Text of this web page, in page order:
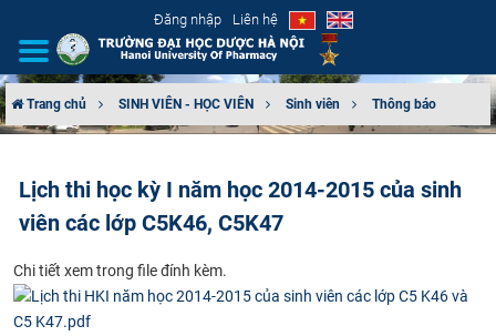
Đăng nhập Liên hệ
CƠ CẤU TỔ CHỨC
ĐÀO TẠO
Trang chủ SINH VIÊN - HỌC VIÊN Sinh viên Thông báo
Lịch thi học kỳ I năm học 2014-2015 của sinh
viên các lớp C5K46, C5K47
Chi tiết xem trong file đính kèm.